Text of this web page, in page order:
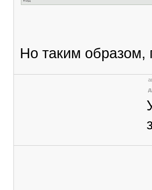
Но таким образом,